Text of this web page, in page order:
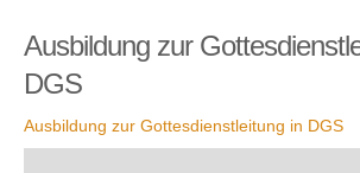
Ausbildung zur
DGS
Ausbildung zur Gottesdienstleitung in DGS